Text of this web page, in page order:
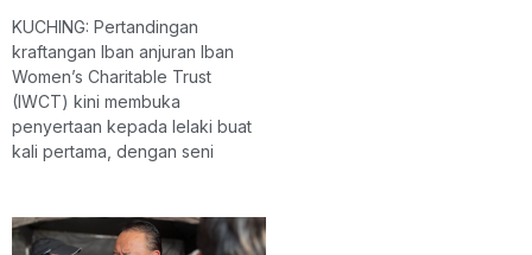
KUCHING: Pertandingan
kraftangan Iban anjuran Iban
Women’s Charitable Trust
(IWCT) kini membuka
penyertaan kepada lelaki buat
kali pertama, dengan seni